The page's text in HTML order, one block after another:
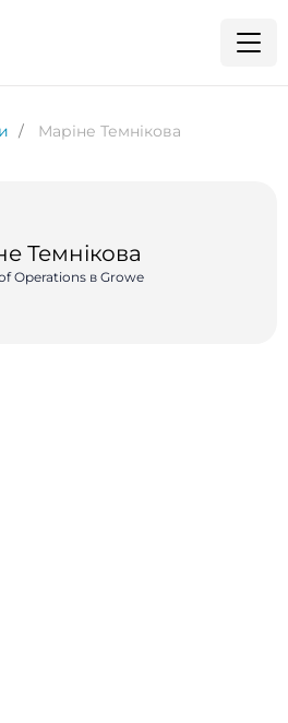
Маріне Темнікова
Темнікова
Operations в Growe